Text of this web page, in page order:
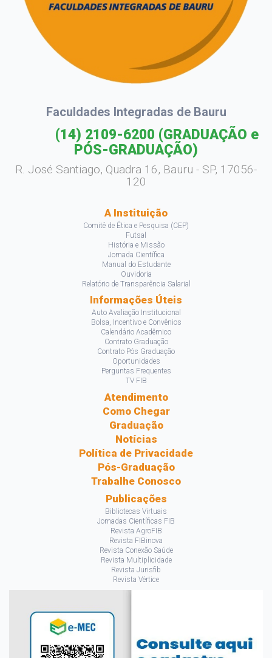
Faculdades Integradas de Bauru
(14) 2109-6200 (GRADUAÇÃO e
PÓS-GRADUAÇÃO)
R. José Santiago, Quadra 16, Bauru - SP, 17056-
120
A Instituição
Comitê de Ética e Pesquisa (CEP)
Futsal
História e Missão
Jornada Científica
Manual do Estudante
Ouvidoria
Relatório de Transparência Salarial
Informações Úteis
Auto Avaliação Institucional
Bolsa, Incentivo e Convênios
Calendário Acadêmico
Contrato Graduação
Contrato Pós Graduação
Oportunidades
Perguntas Frequentes
TV FIB
Atendimento
Como Chegar
Graduação
Notícias
Política de Privacidade
Pós-Graduação
Trabalhe Conosco
Publicações
Bibliotecas Virtuais
Jornadas Científicas FIB
Revista AgroFIB
Revista FIBinova
Revista Conexão Saúde
Revista Multiplicidade
Revista Jurisfib
Revista Vértice